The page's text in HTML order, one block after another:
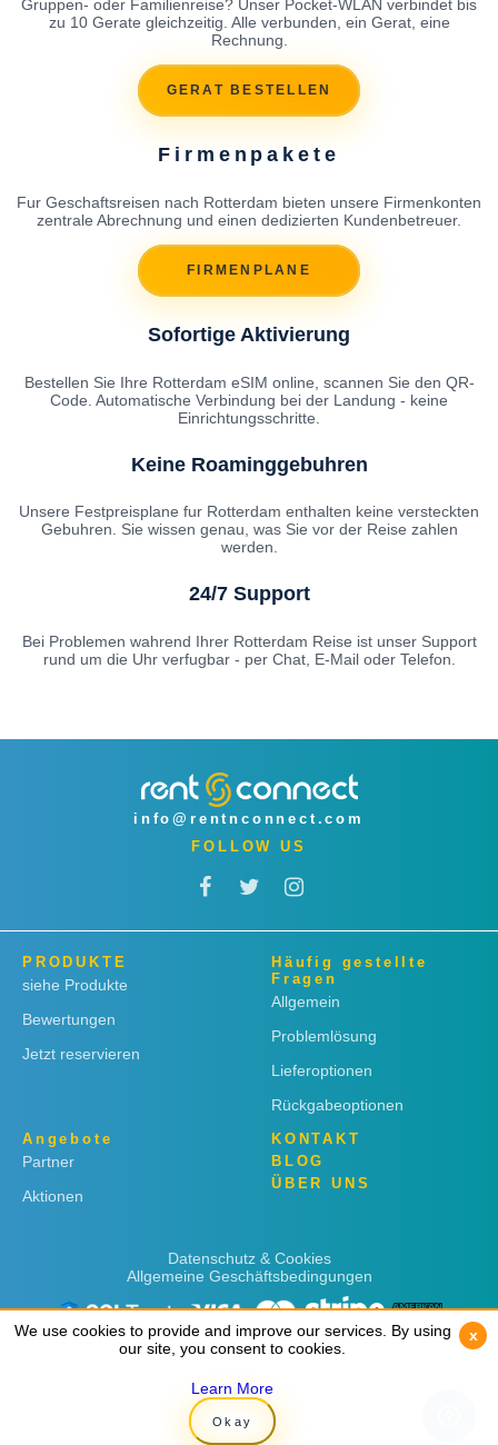
Gruppen- oder Familienreise? Unser Pocket-WLAN verbindet bis
zu 10 Gerate gleichzeitig. Alle verbunden, ein Gerat, eine
Rechnung.
GERAT BESTELLEN
Firmenpakete
Fur Geschaftsreisen nach Rotterdam bieten unsere Firmenkonten
zentrale Abrechnung und einen dedizierten Kundenbetreuer.
FIRMENPLANE
Sofortige Aktivierung
Bestellen Sie Ihre Rotterdam eSIM online, scannen Sie den QR-
Code. Automatische Verbindung bei der Landung - keine
Einrichtungsschritte.
Keine Roaminggebuhren
Unsere Festpreisplane fur Rotterdam enthalten keine versteckten
Gebuhren. Sie wissen genau, was Sie vor der Reise zahlen
werden.
24/7 Support
Bei Problemen wahrend Ihrer Rotterdam Reise ist unser Support
rund um die Uhr verfugbar - per Chat, E-Mail oder Telefon.
info@rentnconnect.com
FOLLOW US
PRODUKTE
siehe Produkte
Bewertungen
Jetzt reservieren
Häufig gestellte
Fragen
Allgemein
Problemlösung
Lieferoptionen
Rückgabeoptionen
Angebote
Partner
Aktionen
KONTAKT
BLOG
ÜBER UNS
Datenschutz & Cookies
Allgemeine Geschäftsbedingungen
Copyright © 2019 Rent 'n Connect
We use cookies to provide and improve our services. By using
our site, you consent to cookies.
Learn More
Okay
x
We use cookies to provide and improve our services. By using
our site, you consent to cookies.
Learn More
Okay
x